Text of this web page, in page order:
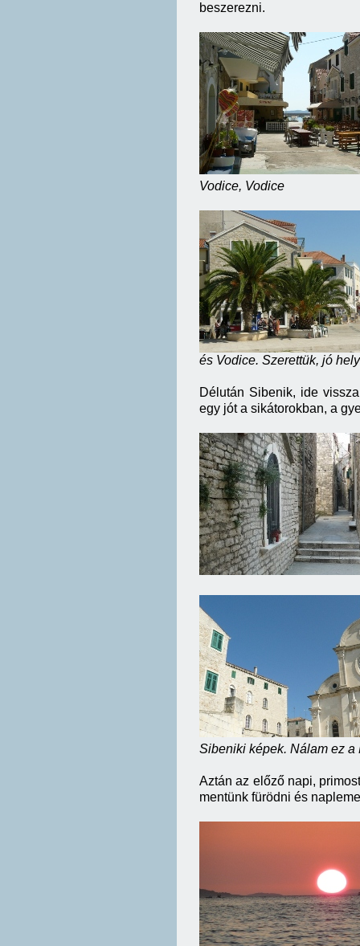
beszerezni.
Vodice, Vodice
és Vodice. Szerettük, jó
Délután Sibenik, ide
egy jót a sikátorokban, a
Sibeniki képek. Nálam ez a
Aztán az előző napi,
mentünk fürödni és